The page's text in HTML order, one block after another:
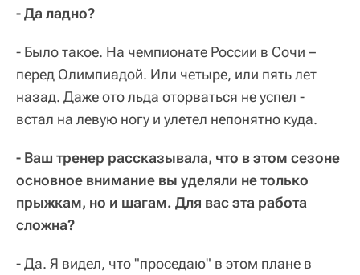
- Да ладно?
- Было такое. На чемпионате России в Сочи –
перед Олимпиадой. Или четыре, или пять лет
назад. Даже ото льда оторваться не успел -
встал на левую ногу и улетел непонятно куда.
- Ваш тренер рассказывала, что в этом сезоне
основное внимание вы уделяли не только
прыжкам, но и шагам. Для вас эта работа
сложна?
- Да. Я видел, что "проседаю" в этом плане в